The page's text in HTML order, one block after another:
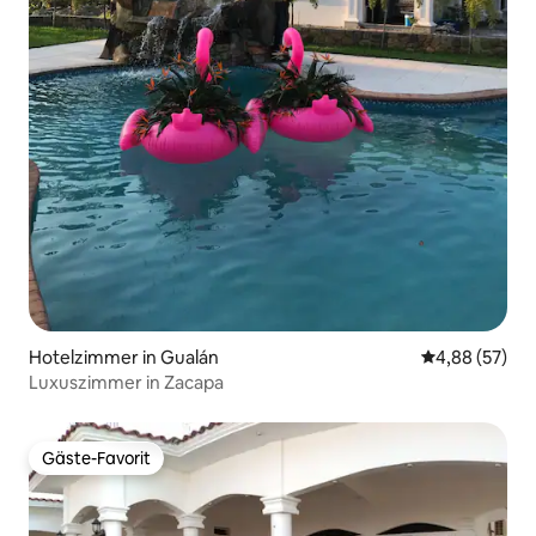
Hotelzimmer in Gualán
4,88 (57)
Luxuszimmer in Zacapa
Gäste-Favorit
Gäste-Favorit